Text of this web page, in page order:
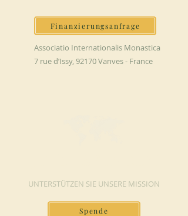
Finanzierungsanfrage
Associatio Internationalis Monastica
7 rue d’Issy, 92170 Vanves - France
UNTERSTÜTZEN SIE UNSERE MISSION
Spende